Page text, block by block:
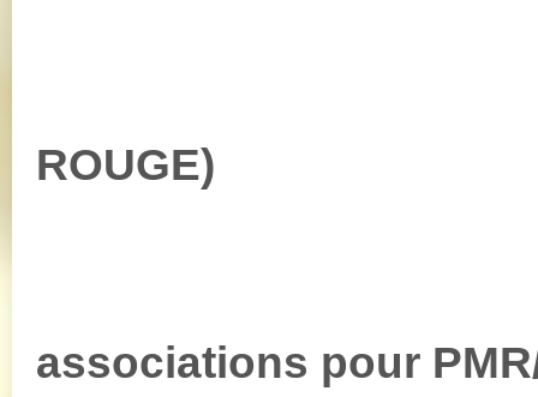
ROUGE)
associations pour